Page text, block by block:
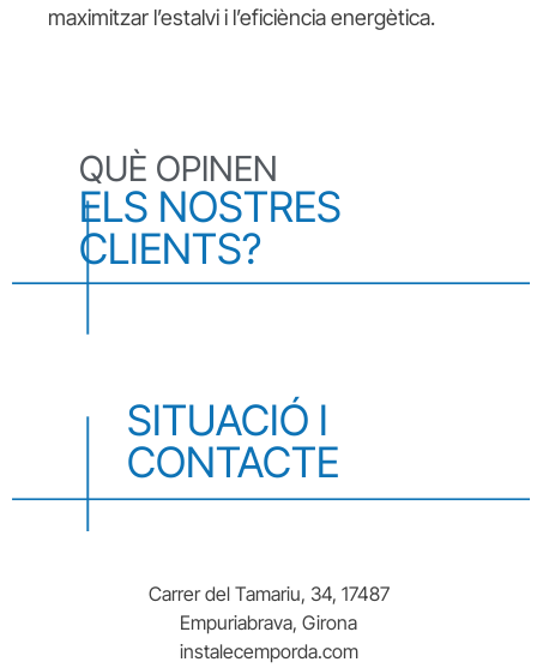
maximitzar l’estalvi i l’eficiència energètica.
QUÈ OPINEN
ELS NOSTRES
CLIENTS?
SITUACIÓ I
CONTACTE
Carrer del Tamariu, 34, 17487
Empuriabrava, Girona
instalecemporda.com